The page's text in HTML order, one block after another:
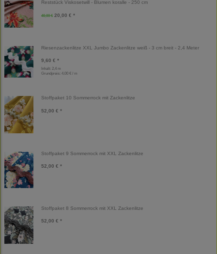
Reststück Viskosetwill - Blumen koralle - 250 cm
40,00 € 20,00 € *
Riesenzackenlitze XXL Jumbo Zackenlitze weiß - 3 cm breit - 2,4 Meter
9,60 € *
Inhalt: 2,4 m
Grundpreis: 4,00 € / m
Stoffpaket 10 Sommerrock mit Zackenlitze
52,00 € *
Stoffpaket 9 Sommerrock mit XXL Zackenlitze
52,00 € *
Stoffpaket 8 Sommerrock mit XXL Zackenlitze
52,00 € *